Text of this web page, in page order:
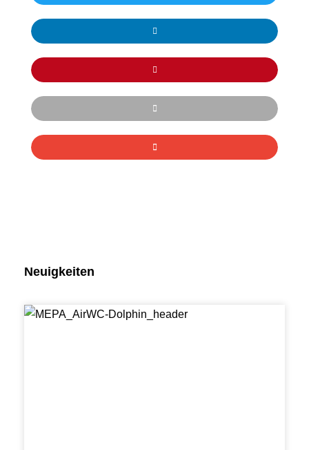
Neuigkeiten